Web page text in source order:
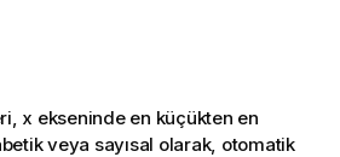
x ekseninde en küçükten en
veya sayısal olarak, otomatik